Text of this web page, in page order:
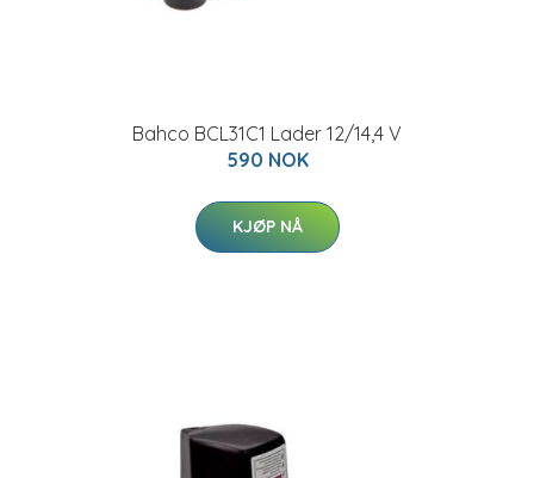
Bahco BCL31C1 Lader 12/14,4 V
590 NOK
KJØP NÅ